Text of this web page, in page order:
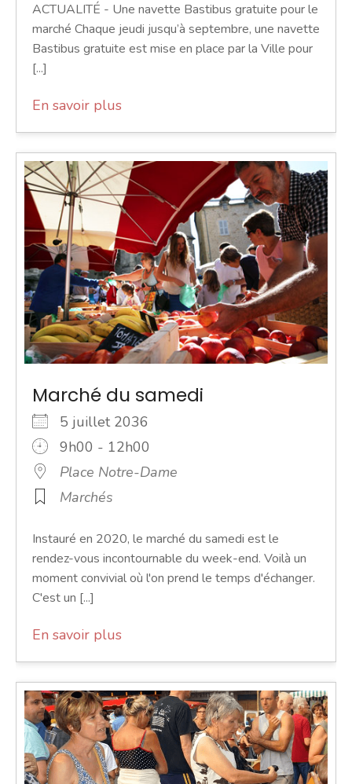
ACTUALITÉ - Une navette Bastibus gratuite pour le
marché Chaque jeudi jusqu’à septembre, une navette
Bastibus gratuite est mise en place par la Ville pour
[...]
En savoir plus
Marché du samedi
5 juillet 2036
9h00 - 12h00
Place Notre-Dame
Marchés
Instauré en 2020, le marché du samedi est le
rendez-vous incontournable du week-end. Voilà un
moment convivial où l'on prend le temps d'échanger.
C'est un [...]
En savoir plus